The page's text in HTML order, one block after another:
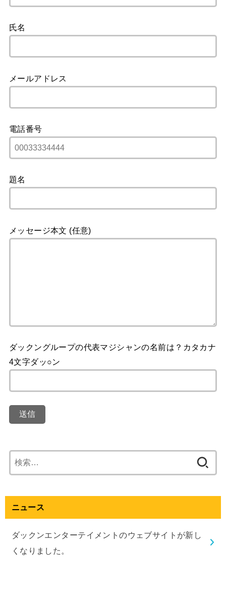
氏名
メールアドレス
電話番号
題名
メッセージ本文 (任意)
ダックングループの代表マジシャンの名前は？カタカナ
4文字ダッ○ン
索:
ニュース
ダックンエンターテイメントのウェブサイトが新し
くなりました。